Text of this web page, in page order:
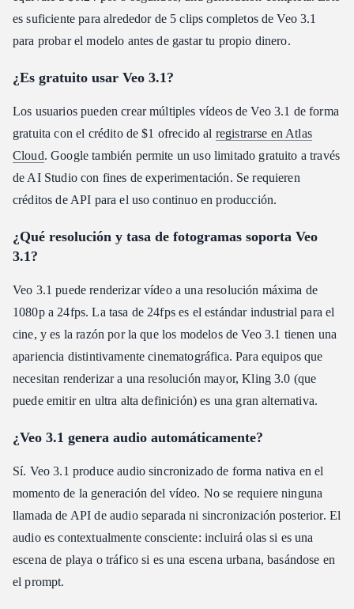
es suficiente para alrededor de 5 clips completos de Veo 3.1
para probar el modelo antes de gastar tu propio dinero.
¿Es gratuito usar Veo 3.1?
Los usuarios pueden crear múltiples vídeos de Veo 3.1 de forma
gratuita con el crédito de $1 ofrecido al registrarse en Atlas
Cloud. Google también permite un uso limitado gratuito a través
de AI Studio con fines de experimentación. Se requieren
créditos de API para el uso continuo en producción.
¿Qué resolución y tasa de fotogramas soporta Veo
3.1?
Veo 3.1 puede renderizar vídeo a una resolución máxima de
1080p a 24fps. La tasa de 24fps es el estándar industrial para el
cine, y es la razón por la que los modelos de Veo 3.1 tienen una
apariencia distintivamente cinematográfica. Para equipos que
necesitan renderizar a una resolución mayor, Kling 3.0 (que
puede emitir en ultra alta definición) es una gran alternativa.
¿Veo 3.1 genera audio automáticamente?
Sí. Veo 3.1 produce audio sincronizado de forma nativa en el
momento de la generación del vídeo. No se requiere ninguna
llamada de API de audio separada ni sincronización posterior. El
audio es contextualmente consciente: incluirá olas si es una
escena de playa o tráfico si es una escena urbana, basándose en
el prompt.